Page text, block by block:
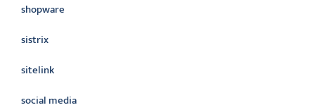
shopware
sistrix
sitelink
social media